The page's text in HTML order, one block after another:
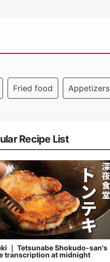
Fried food Appetizers
Recipe List
｜ Tetsunabe Shokudo-san's
transcription at midnight